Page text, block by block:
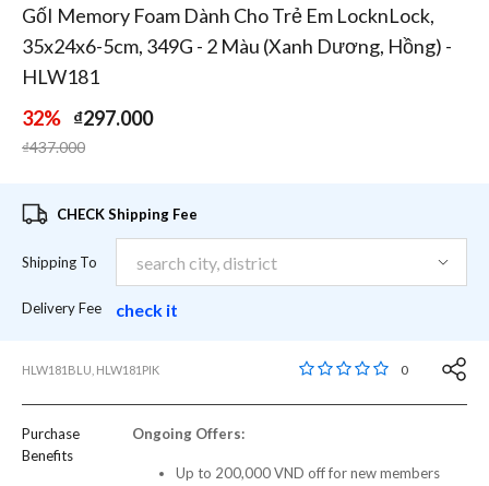
GốI Memory Foam Dành Cho Trẻ Em LocknLock,
35x24x6-5cm, 349G - 2 Màu (Xanh Dương, Hồng) -
HLW181
32% ₫297.000
Price reduced from
₫437.000to
CHECK Shipping Fee
Shipping To
Delivery Fee check it
HLW181BLU, HLW181PIK 5 out of 5 Customer
0
Purchase
Benefits
Ongoing Offers:
Up to 200,000 VND off for new members